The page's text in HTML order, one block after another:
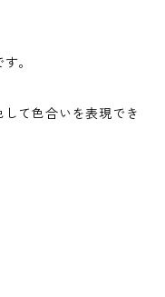
。
て色合いを表現でき